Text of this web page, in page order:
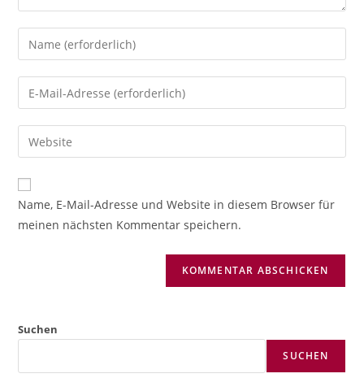
Gib
deinen
Namen
oder
zum
Kommentieren
ein
Gib
deine
E-
Mail-
zum
Kommentieren
ein
Gib
deine
Website-
URL
Name, E-Mail-Adresse und Website in diesem Browser für
meinen nächsten Kommentar speichern.
Suchen
SUCHEN